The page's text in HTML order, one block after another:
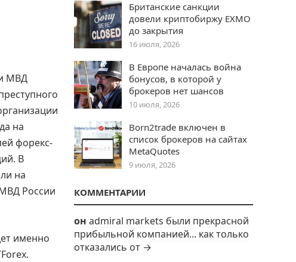
МВД
на
форекс-
В
на
России
именно
Британские санкции
довели криптобиржу EXMO
до закрытия
16 июля, 2026
В Европе началась война
бонусов, в которой у
брокеров нет шансов
10 июля, 2026
Born2trade включен в
список брокеров на сайтах
MetaQuotes
9 июля, 2026
КОММЕНТАРИИ
он admiral markets были прекрасной
прибыльной компанией... как только
отказались от →